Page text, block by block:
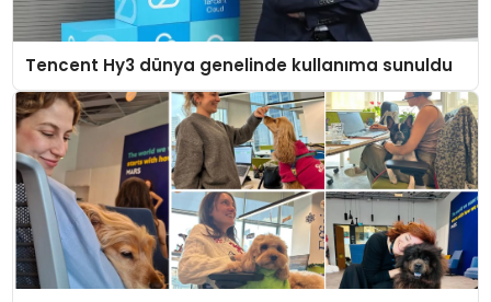
Tencent Hy3 dünya genelinde kullanıma sunuldu